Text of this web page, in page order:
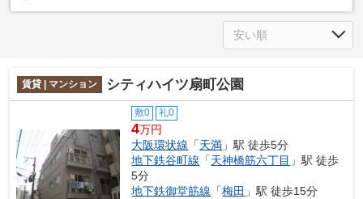
賃貸 | マンション シティハイツ扇町公園
敷0 礼0
4万円
大阪環状線 「天満 」駅 徒歩5分
地下鉄谷町線 「天神橋筋六丁目 」駅 徒歩
5分
地下鉄御堂筋線 「梅田 」駅 徒歩15分